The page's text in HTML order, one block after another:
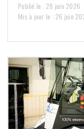
Publié le : 28 juin 2026
Mis à jour le : 26 juin